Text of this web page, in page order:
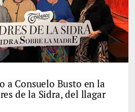
a Consuelo Busto en la
de la Sidra, del llagar